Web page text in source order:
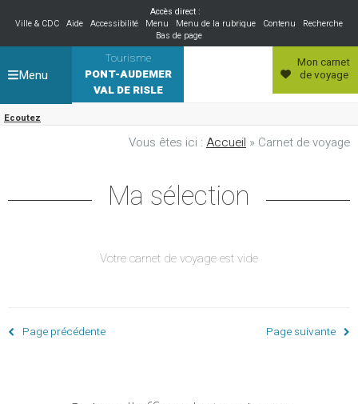
Accès direct :
Ville & CDC Aide Accessibilité Menu Menu de la rubrique Contenu
Recherche
Bas de page
Tourisme
PONT-AUDEMER
VAL DE RISLE
Ecoutez
Mon carnet
de voyage
Menu
Vous êtes ici : Accueil » Carnet de voyage
Ma sélection
Votre carnet de voyage est vide
Page précédente Page suivante